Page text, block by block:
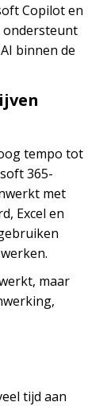
Copilot en
ondersteunt
binnen de
tempo tot
365-
met
Excel en
maar
tijd aan